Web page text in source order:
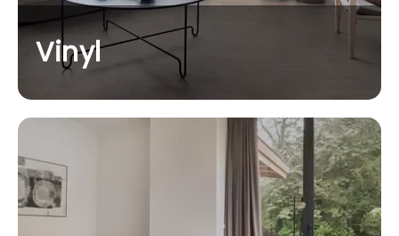
Vinyl